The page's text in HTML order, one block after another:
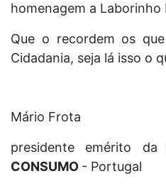
homenagem a Laborinho
Que o recordem os
Cidadania, seja lá isso o
Mário Frota
presidente emérito da
CONSUMO - Portugal